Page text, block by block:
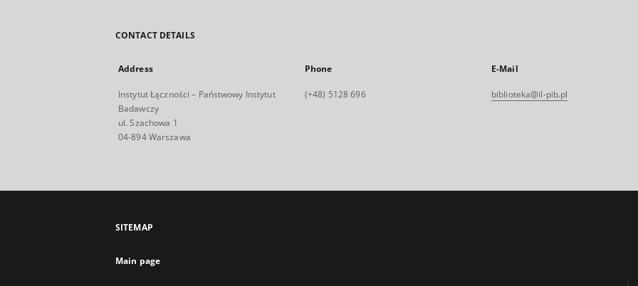
CONTACT DETAILS
Address
Instytut Łączności – Państwowy Instytut
Badawczy
ul. Szachowa 1
04-894 Warszawa
Phone
(+48) 5128 696
E-Mail
biblioteka@il-pib.pl
SITEMAP
Main page